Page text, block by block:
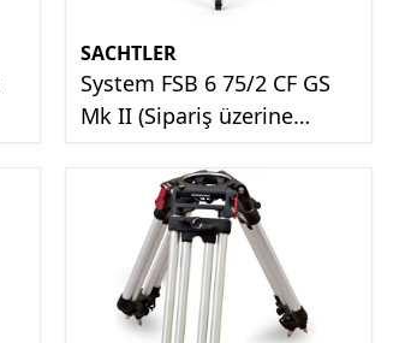
SACHTLER
System FSB 6 75/2 CF GS
Mk II (Sipariş üzerine